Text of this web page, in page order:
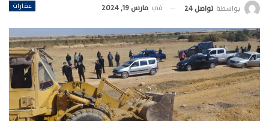
عقارات بواسطة تواصل 24 في مارس 19, 2024